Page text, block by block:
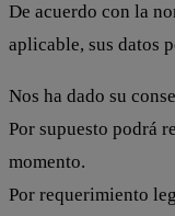
De acuerdo con la
aplicable, sus datos
Nos ha dado su
Por supuesto podrá
momento.
Por requerimiento